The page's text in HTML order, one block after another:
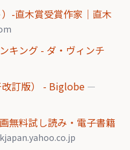
-直木賞受賞作家｜直木
キング - ダ・ヴィンチ
訂版） - Biglobe —
無料試し読み・電子書籍